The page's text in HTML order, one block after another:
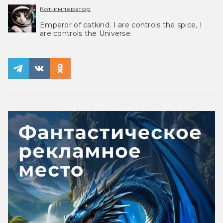
Кот-император
Emperor of catkind. I are controls the spice, I
are controls the Universe.